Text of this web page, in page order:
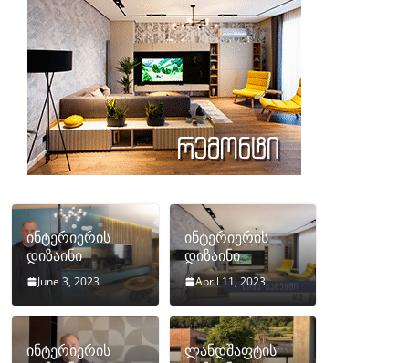
ინტერიერის
დიზაინი
June 3, 2023
ინტერიერის
დიზაინი
April 11, 2023
ინტერიერის
ლანდშაფტის